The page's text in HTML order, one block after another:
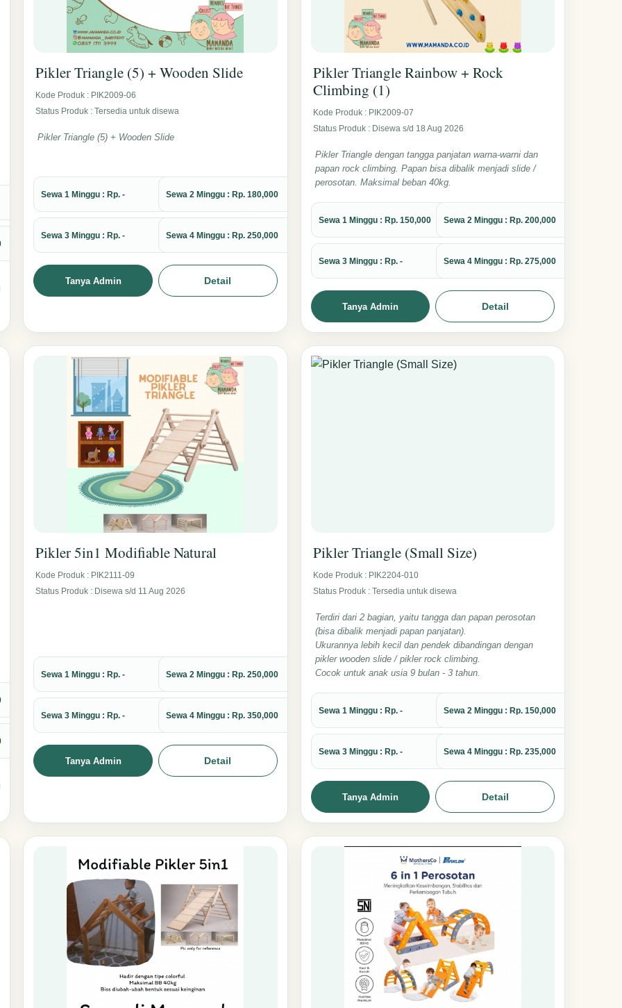
Pikler Triangle (5) + Wooden Slide
Kode Produk : PIK2009-06
Status Produk : Tersedia untuk disewa
Pikler Triangle (5) + Wooden Slide
Sewa 1 Minggu : Rp. - Sewa 2 Minggu : Rp. 180,000
Sewa 3 Minggu : Rp. - Sewa 4 Minggu : Rp. 250,000
Tanya Admin Detail
Pikler Triangle Rainbow + Rock
Climbing (1)
Kode Produk : PIK2009-07
Status Produk : Disewa s/d 18 Aug 2026
Pikler Triangle dengan tangga panjatan warna-warni dan
papan rock climbing. Papan bisa dibalik menjadi slide /
perosotan. Maksimal beban 40kg.
Sewa 1 Minggu : Rp. 150,000 Sewa 2 Minggu : Rp. 200,000
Sewa 3 Minggu : Rp. - Sewa 4 Minggu : Rp. 275,000
Tanya Admin Detail
Pikler 5in1 Modifiable Natural
Kode Produk : PIK2111-09
Status Produk : Disewa s/d 11 Aug 2026
Sewa 1 Minggu : Rp. - Sewa 2 Minggu : Rp. 250,000
Sewa 3 Minggu : Rp. - Sewa 4 Minggu : Rp. 350,000
Tanya Admin Detail
Pikler Triangle (Small Size)
Kode Produk : PIK2204-010
Status Produk : Tersedia untuk disewa
Terdiri dari 2 bagian, yaitu tangga dan papan perosotan
(bisa dibalik menjadi papan panjatan).
Ukurannya lebih kecil dan pendek dibandingan dengan
pikler wooden slide / pikler rock climbing.
Cocok untuk anak usia 9 bulan - 3 tahun.
Sewa 1 Minggu : Rp. - Sewa 2 Minggu : Rp. 150,000
Sewa 3 Minggu : Rp. - Sewa 4 Minggu : Rp. 235,000
Tanya Admin Detail